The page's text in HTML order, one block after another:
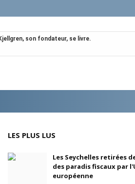
son fondateur, se livre.
l'OPA sur MultiChoice (Afrique du Sud)
LES PLUS LUS
Les Seychelles retirées
des paradis fiscaux par
européenne